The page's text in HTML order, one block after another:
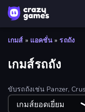
เกมส์ » แอคชั่น » รถถัง
เกมส์รถถัง
ขับรถถังเช่น Panzer,
ฟรีเหล่านี้
เกมส์ยอดเยี่ยม